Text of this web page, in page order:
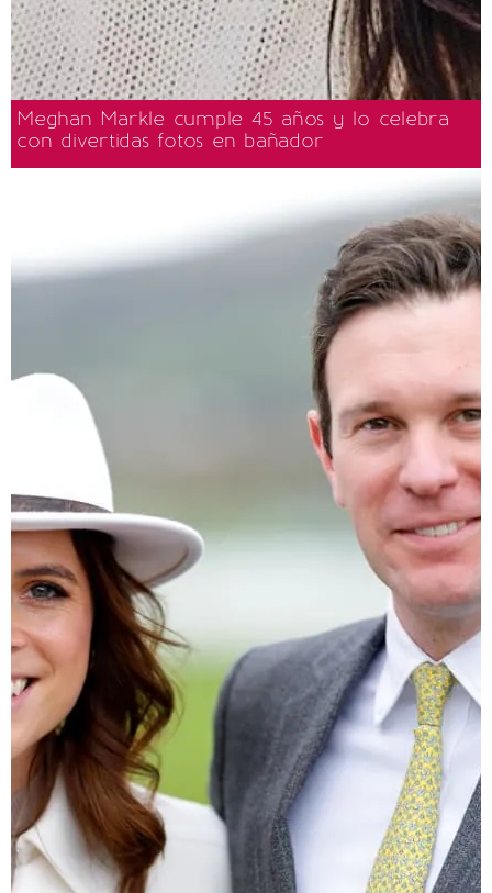
Meghan Markle cumple 45 años y lo celebra
con divertidas fotos en bañador